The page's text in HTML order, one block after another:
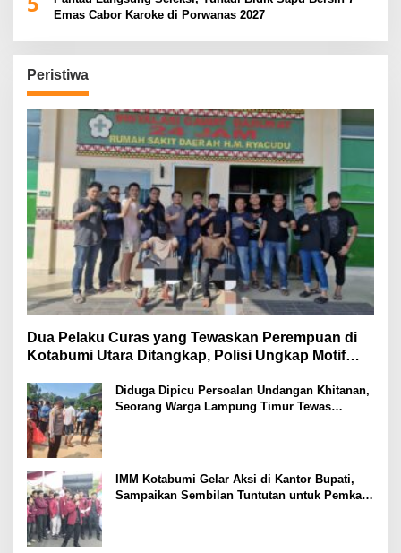
Emas Cabor Karoke di Porwanas 2027
Peristiwa
Dua Pelaku Curas yang Tewaskan Perempuan di
Kotabumi Utara Ditangkap, Polisi Ungkap Motif
Diduga Dipicu Persoalan Undangan Khitanan,
Seorang Warga Lampung Timur Tewas
IMM Kotabumi Gelar Aksi di Kantor Bupati,
Sampaikan Sembilan Tuntutan untuk Pemkab